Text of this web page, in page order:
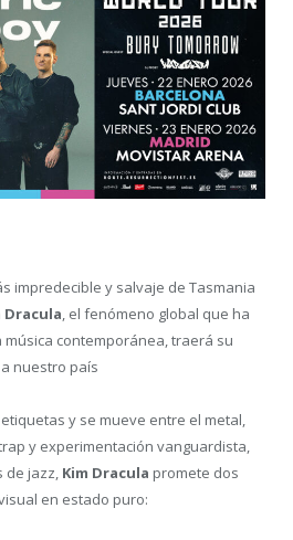
impredecible y salvaje de Tasmania
Dracula, el fenómeno global que ha
contemporánea, traerá su
nuestro país
y se mueve entre el metal,
y experimentación vanguardista,
de jazz, Kim Dracula promete dos
en estado puro: